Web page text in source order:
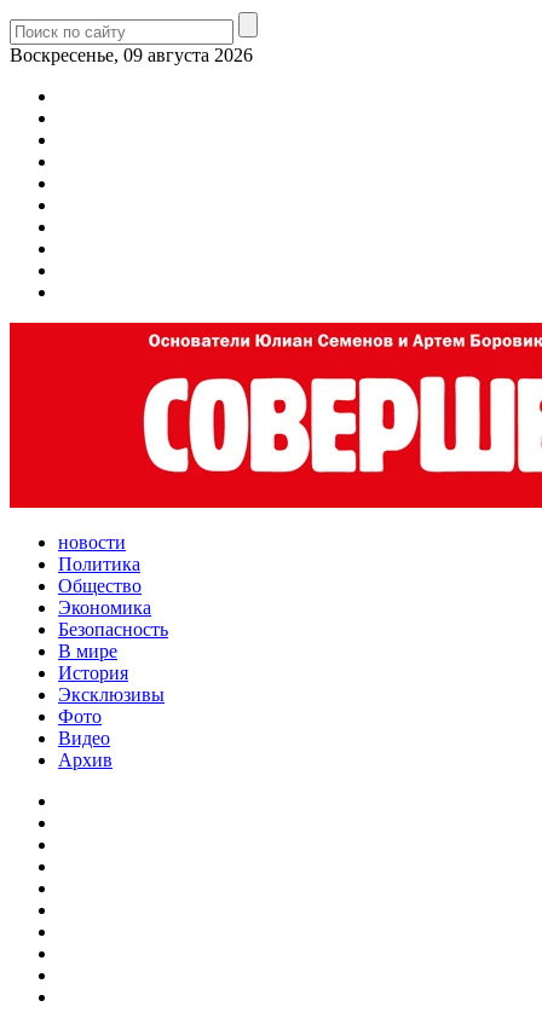
Воскресенье, 09 августа 2026
новости
Политика
Общество
Экономика
Безопасность
В мире
История
Эксклюзивы
Фото
Видео
Архив